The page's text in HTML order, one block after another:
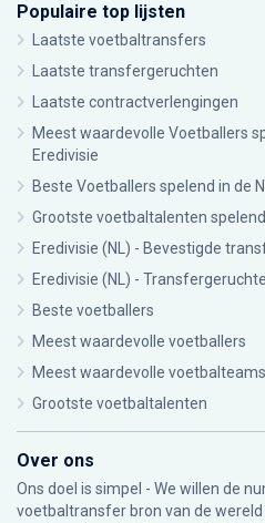
Populaire top lijsten
Laatste voetbaltransfers
Laatste transfergeruchten
Laatste contractverlengingen
Meest waardevolle Voetballers
Eredivisie
Beste Voetballers spelend in de
Grootste voetbaltalenten
Eredivisie (NL) - Bevestigde
Eredivisie (NL) -
Beste voetballers
Meest waardevolle voetballers
Meest waardevolle voetbalteams
Grootste voetbaltalenten
Over ons
Ons doel is simpel - We willen de
voetbaltransfer bron van de